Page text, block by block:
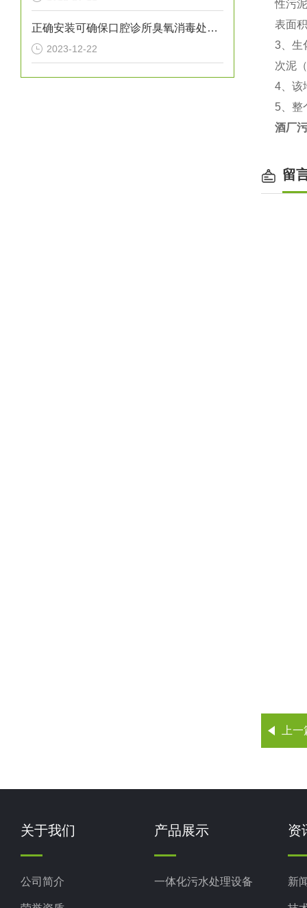
正确安装可确保口腔诊所臭氧消毒处理设备提供高效的消毒效果
2023-12-22
性污
表面
3、生
次泥
4、该
5、整
酒厂
留
上
关于我们
公司简介
产品展示
一体化污水处理设备
资
新